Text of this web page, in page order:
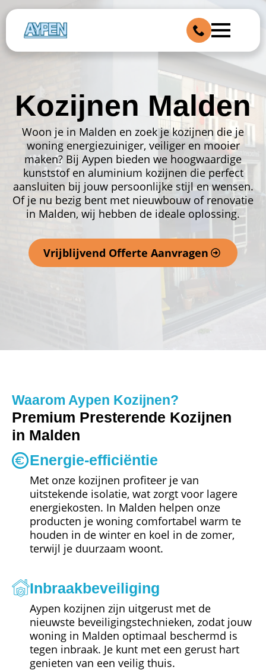
Kozijnen Malden
Woon je in Malden en zoek je kozijnen die je
woning energiezuiniger, veiliger en mooier
maken? Bij Aypen bieden we hoogwaardige
kunststof en aluminium kozijnen die perfect
aansluiten bij jouw persoonlijke stijl en wensen.
Of je nu bezig bent met nieuwbouw of renovatie
in Malden, wij hebben de ideale oplossing.
Vrijblijvend Offerte Aanvragen
Waarom Aypen Kozijnen?
Premium Presterende Kozijnen
in Malden
Energie-efficiëntie
Met onze kozijnen profiteer je van
uitstekende isolatie, wat zorgt voor lagere
energiekosten. In Malden helpen onze
producten je woning comfortabel warm te
houden in de winter en koel in de zomer,
terwijl je duurzaam woont.
Inbraakbeveiliging
Aypen kozijnen zijn uitgerust met de
nieuwste beveiligingstechnieken, zodat jouw
woning in Malden optimaal beschermd is
tegen inbraak. Je kunt met een gerust hart
genieten van een veilig thuis.